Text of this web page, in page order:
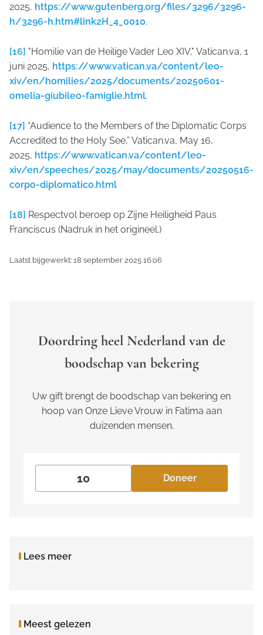
2025, https://www.gutenberg.org/files/3296/3296-
h/3296-h.htm#link2H_4_0010.
[16] "Homilie van de Heilige Vader Leo XIV," Vatican.va, 1
juni 2025, https://www.vatican.va/content/leo-
xiv/en/homilies/2025/documents/20250601-
omelia-giubileo-famiglie.html.
[17] “Audience to the Members of the Diplomatic Corps
Accredited to the Holy See,” Vatican.va, May 16,
2025, https://www.vatican.va/content/leo-
xiv/en/speeches/2025/may/documents/20250516-
corpo-diplomatico.html
[18] Respectvol beroep op Zijne Heiligheid Paus
Franciscus (Nadruk in het origineel.)
Laatst bijgewerkt: 18 september 2025 16:06
Doordring heel Nederland van de
boodschap van bekering
Uw gift brengt de boodschap van bekering en
hoop van Onze Lieve Vrouw in Fatima aan
duizenden mensen.
Doneer
Lees meer
Meest gelezen